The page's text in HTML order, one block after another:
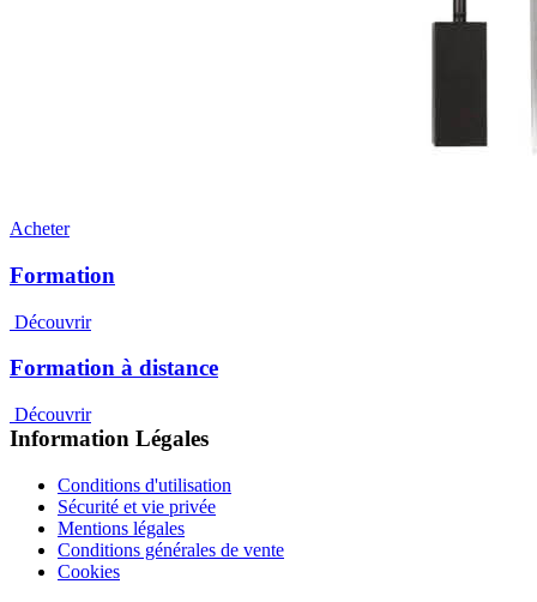
Acheter
Formation
Découvrir
Formation à distance
Découvrir
Information Légales
Conditions d'utilisation
Sécurité et vie privée
Mentions légales
Conditions générales de vente
Cookies